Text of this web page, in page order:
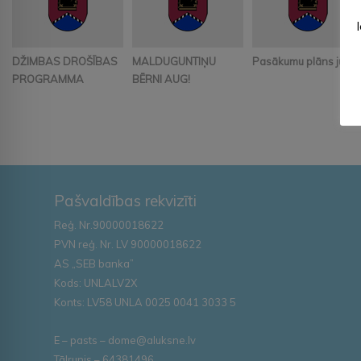
DŽIMBAS DROŠĪBAS
PROGRAMMA
MALDUGUNTIŅU
BĒRNI AUG!
Pasākumu plāns jūnijā
Pašvaldības rekvizīti
Reģ. Nr.90000018622
PVN reģ. Nr. LV 90000018622
AS „SEB banka”
Kods: UNLALV2X
Konts: LV58 UNLA 0025 0041 3033 5
E – pasts – dome@aluksne.lv